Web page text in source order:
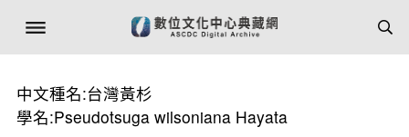
中文種名:台灣黃杉
學名:Pseudotsuga wilsoniana Hayata